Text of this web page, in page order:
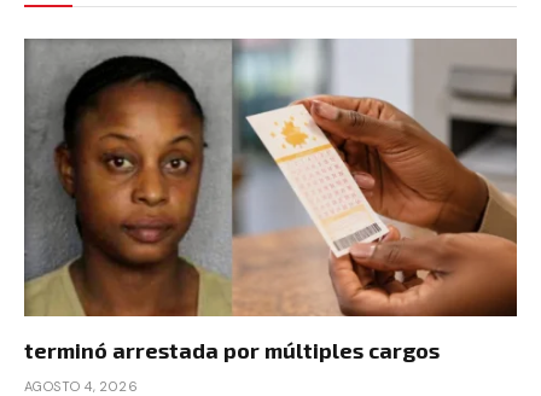
terminó arrestada por múltiples cargos
AGOSTO 4, 2026